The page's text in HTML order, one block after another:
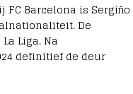
Barcelona is Sergiño
De
Liga. Na
definitief de deur